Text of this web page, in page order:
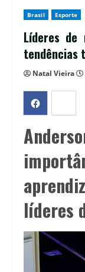
Brasil Esporte
Líderes de
tendências
Natal Vieira
líderes